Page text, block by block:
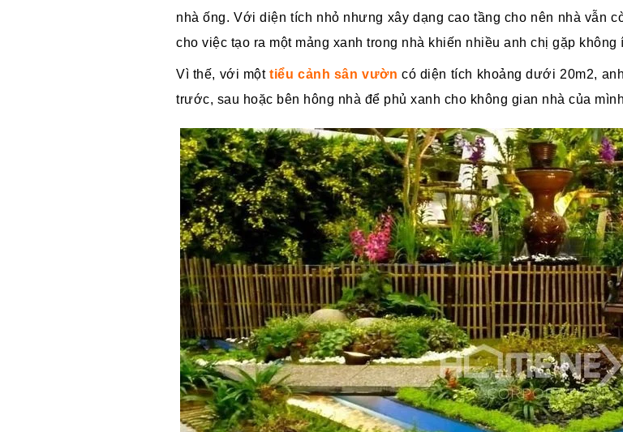
nhà ống. Với diện tích nhỏ nhưng xây dạng cao tầng cho nên nhà vẫn
cho việc tạo ra một mảng xanh trong nhà khiến nhiều anh chị gặp không
Vì thế, với mộttiểu cảnh sân vườn có diện tích khoảng dưới 20m2,
trước, sau hoặc bên hông nhà để phủ xanh cho không gian nhà của